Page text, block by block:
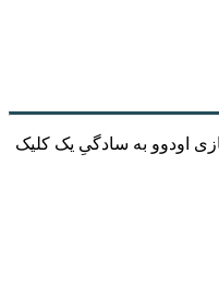
اودوو به سادگیِ یک کلیک